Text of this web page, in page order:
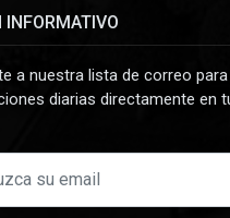
INFORMATIVO
a nuestra lista de correo
diarias directamente en